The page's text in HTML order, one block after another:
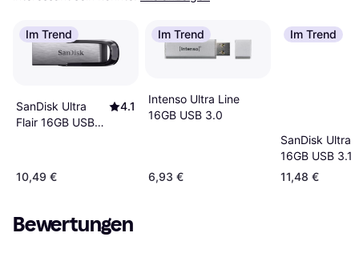
Im Trend
SanDisk Ultra
Flair 16GB USB
4.1
10,49 €
Im Trend
Intenso Ultra Line
16GB USB 3.0
6,93 €
Im Trend
SanDisk Ultra
16GB USB 3.1
11,48 €
Bewertungen